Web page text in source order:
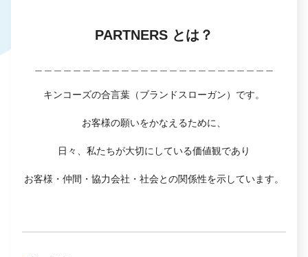
PARTNERS とは？
キンコーズの合言葉（ブランドスローガン）です。
お客様の願いをかなえるために、
日々、私たちが大切にしている価値観であり
お客様・仲間・協力会社・社会との関係性を示しています。